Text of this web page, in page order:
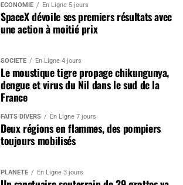
ÉCONOMIE En Ligne 5 jours
SpaceX dévoile ses premiers résultats avec
une action à moitié prix
SOCIÉTÉ En Ligne 4 jours
Le moustique tigre propage chikungunya,
dengue et virus du Nil dans le sud de la
France
FAITS DIVERS En Ligne 7 jours
Deux régions en flammes, des pompiers
toujours mobilisés
PLANÈTE En Ligne 3 jours